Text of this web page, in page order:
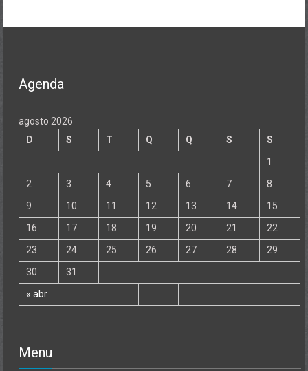
Agenda
agosto 2026
D
S T Q Q S S
« abr
1
2
3 4 5 6 7
8
9
10 11 12 13 14
15
16
17 18 19 20 21
22
23
24 25 26 27 28
29
30
31
Menu